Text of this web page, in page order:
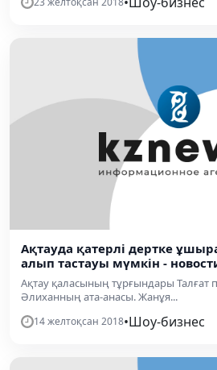
Ақтауда қатерлі дертке
алып тастауы мүмкін -
Ақтау қаласының тұрғындары Талғат
Әлиханның ата-анасы. Жанұя...
14 желтоқсан 2018•Шоу-бизнес